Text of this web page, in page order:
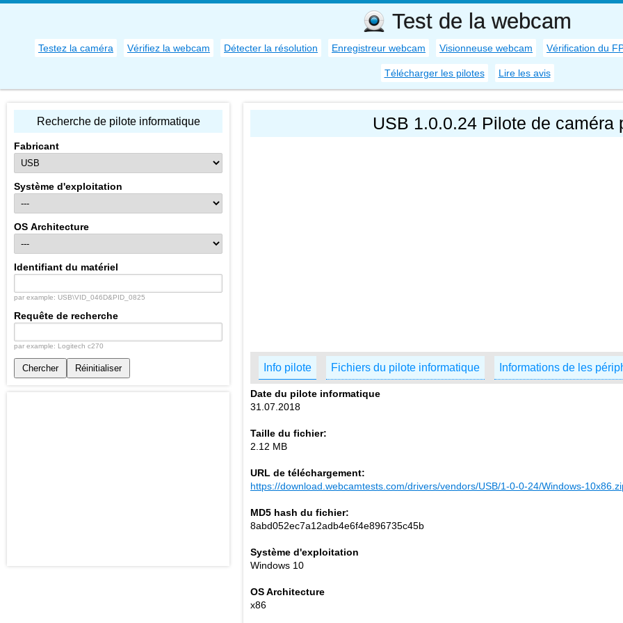
Test de la webcam
Testez la caméra Vérifiez la webcam Détecter la résolution Enregistreur webcam Visionneuse webcam Vérification du
Télécharger les pilotes Lire les avis
USB 1.0.0.24 Pilote de caméra
Info pilote Fichiers du pilote informatique Informations de les
Date du pilote informatique
31.07.2018
Taille du fichier:
2.12 MB
URL de téléchargement:
https://download.webcamtests.com/drivers/vendors/USB/1-0-0-24/Windows-
MD5 hash du fichier:
8abd052ec7a12adb4e6f4e896735c45b
Système d'exploitation
Windows 10
OS Architecture
x86
Recherche de pilote informatique
Fabricant
Système d'exploitation
OS Architecture
Identifiant du matériel
par example: USB\VID_046D&PID_0825
Requête de recherche
par example: Logitech c270
Chercher Réinitialiser